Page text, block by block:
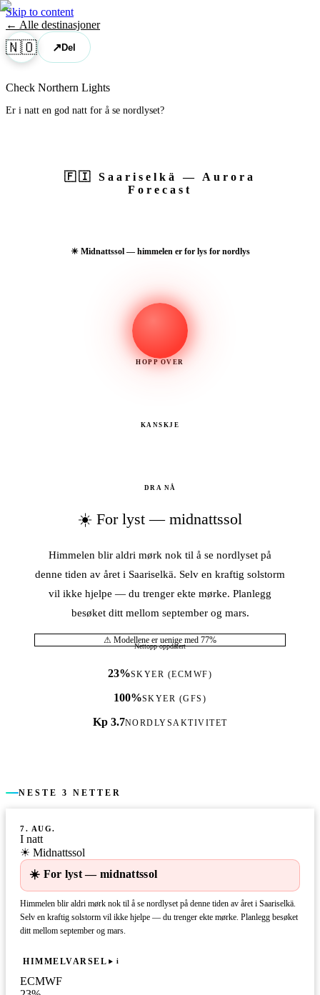
Skip to content
← Alle destinasjoner
🇳🇴 ↗Del
Check Northern Lights
Er i natt en god natt for å se nordlyset?
🇫🇮 Saariselkä
— Aurora
Forecast
☀ Midnattssol — himmelen er for lys for nordlys
HOPP OVER
KANSKJE
DRA NÅ
☀️ For lyst — midnattssol
Himmelen blir aldri mørk nok til å se nordlyset på
denne tiden av året i Saariselkä. Selv en kraftig solstorm
vil ikke hjelpe — du trenger ekte mørke. Planlegg
besøket ditt mellom september og mars.
⚠ Modellene er uenige med 77%
Nettopp oppdatert
23%SKYER (ECMWF)
100%SKYER (GFS)
Kp 3.7NORDLYSAKTIVITET
NESTE 3 NETTER
7. AUG.
I natt
☀ Midnattssol
☀️ For lyst — midnattssol
Himmelen blir aldri mørk nok til å se nordlyset på denne tiden av året i Saariselkä.
Selv en kraftig solstorm vil ikke hjelpe — du trenger ekte mørke. Planlegg besøket
ditt mellom september og mars.
HIMMELVARSEL i
ECMWF